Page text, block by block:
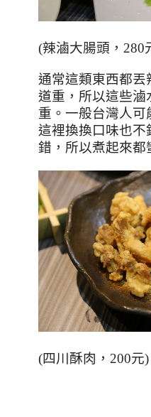
(辣滷大腸頭，280
通常這類東西都丟
道重，所以這些滷
重。一般台灣人
這裡換換口味也不
錯，所以煮起來都
(四川酥肉，200元)